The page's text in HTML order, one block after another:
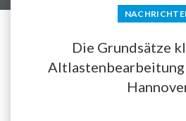
Die Grundsätze